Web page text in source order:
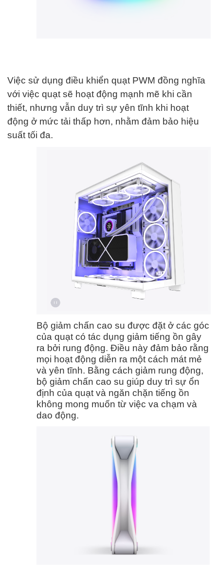
Việc sử dụng điều khiển quạt PWM đồng nghĩa
với việc quạt sẽ hoạt động mạnh mẽ khi cần
thiết, nhưng vẫn duy trì sự yên tĩnh khi hoạt
động ở mức tải thấp hơn, nhằm đảm bảo hiệu
suất tối đa.
Bộ giảm chấn cao su được đặt ở các góc
của quạt có tác dụng giảm tiếng ồn gây
ra bởi rung động. Điều này đảm bảo rằng
mọi hoạt động diễn ra một cách mát mẻ
và yên tĩnh. Bằng cách giảm rung động,
bộ giảm chấn cao su giúp duy trì sự ổn
định của quạt và ngăn chặn tiếng ồn
không mong muốn từ việc va chạm và
dao động.